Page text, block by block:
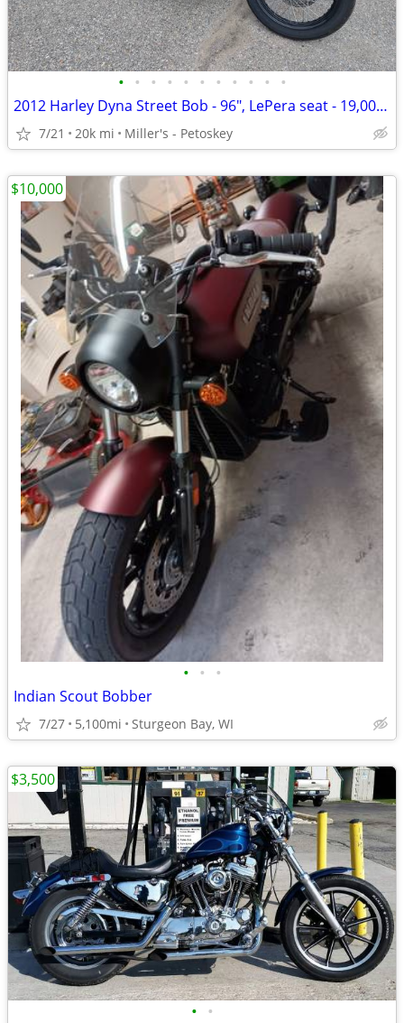
• • • • • • • • • • •
2012 Harley Dyna Street Bob - 96", LePera seat - 19,000 miles
7/21 20k mi Miller's - Petoskey
• • •
Indian Scout Bobber
7/27 5,100mi Sturgeon Bay, WI
$10,000
• •
$3,500